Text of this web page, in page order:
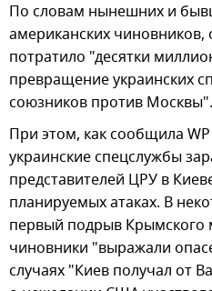
По словам нынешних и
американских чиновников,
потратило "десятки
превращение украинских
союзников против Москвы".
При этом, как сообщила
украинские спецслужбы
представителей ЦРУ в
планируемых атаках. В
первый подрыв Крымского
чиновники "выражали
случаях "Киев получал от